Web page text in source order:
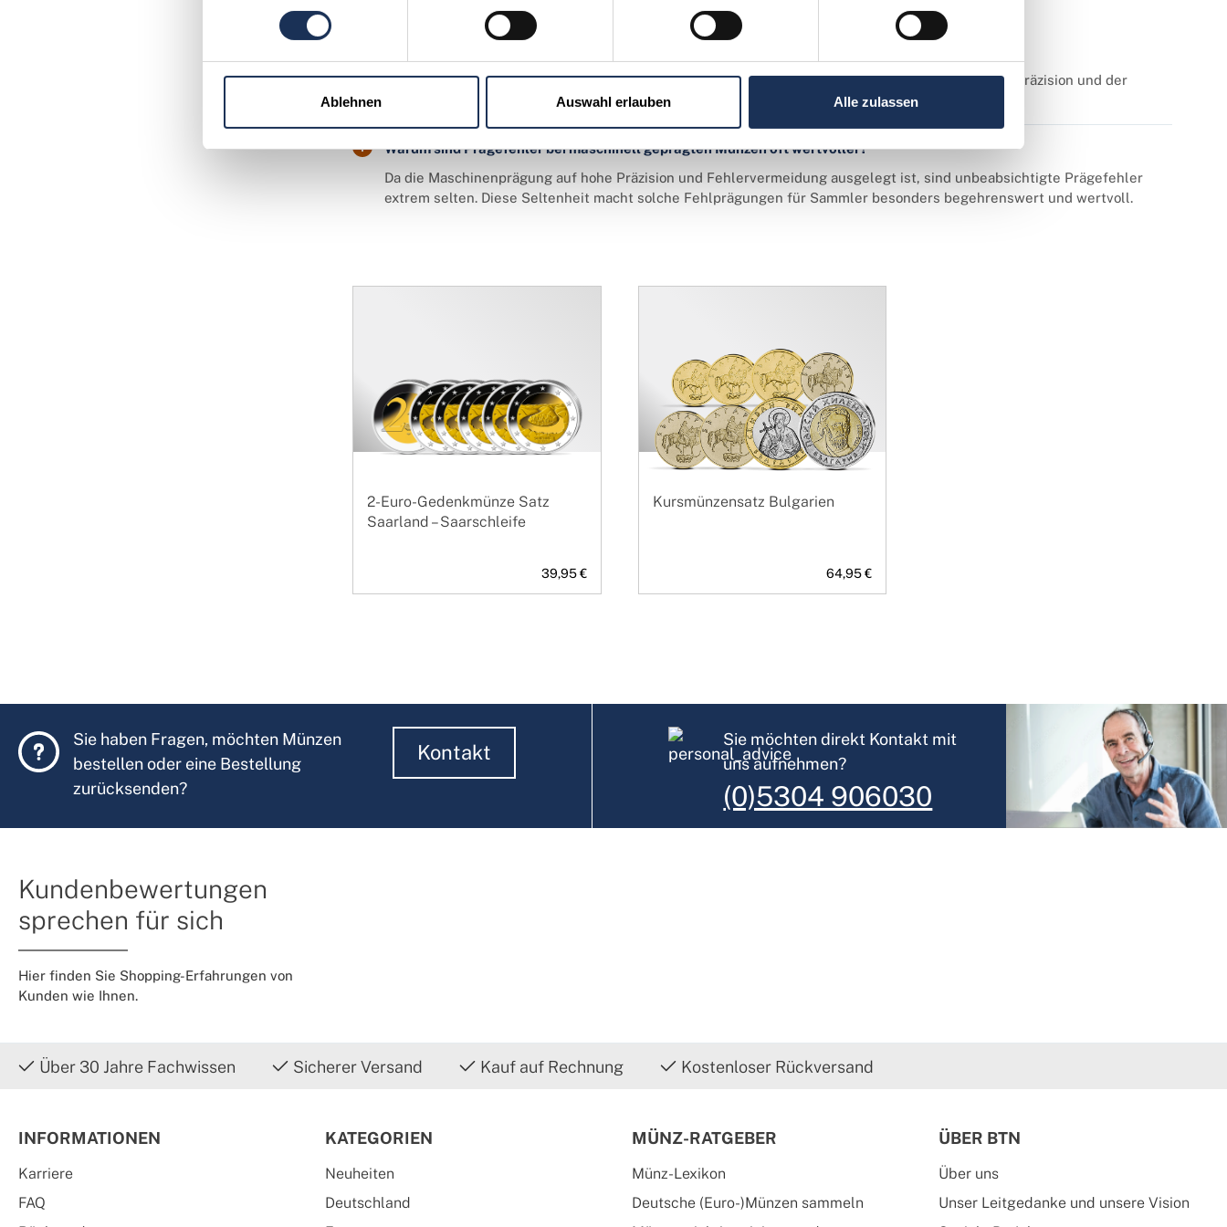
Ablehnen Auswahl erlauben Alle zulassen
Der Hauptvorteil liegt in der deutlich höheren Produktionsgeschwindigkeit, der unübertroffenen Präzision und der
Konsistenz der Münzqualität, die eine Massenproduktion nach strengen Standards ermöglicht.
Warum sind Prägefehler bei maschinell geprägten Münzen oft wertvoller?
Da die Maschinenprägung auf hohe Präzision und Fehlervermeidung ausgelegt ist, sind unbeabsichtigte Prägefehler
extrem selten. Diese Seltenheit macht solche Fehlprägungen für Sammler besonders begehrenswert und wertvoll.
2-Euro-Gedenkmünze Satz
Saarland – Saarschleife
39,95 €
Kursmünzensatz Bulgarien
64,95 €
Sie haben Fragen, möchten Münzen
bestellen oder eine Bestellung
zurücksenden?
Kontakt
Sie möchten direkt Kontakt mit
uns aufnehmen?
(0)5304 906030
Kundenbewertungen
sprechen für sich
Hier finden Sie Shopping-Erfahrungen von
Kunden wie Ihnen.
Über 30 Jahre Fachwissen Sicherer Versand Kauf auf Rechnung Kostenloser Rückversand
INFORMATIONEN
Karriere
FAQ
KATEGORIEN
Neuheiten
Deutschland
MÜNZ-RATGEBER
Münz-Lexikon
Deutsche (Euro-)Münzen sammeln
ÜBER BTN
Über uns
Unser Leitgedanke und unsere Vision